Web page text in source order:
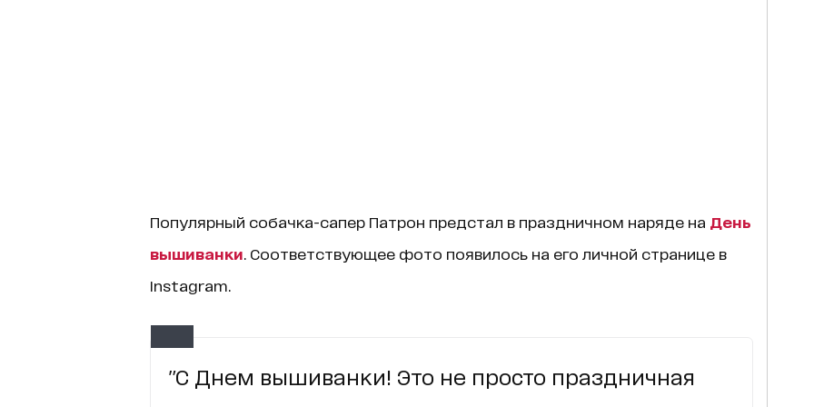
Популярный собачка-сапер Патрон предстал в праздничном наряде на День
вышиванки . Соответствующее фото появилось на его личной странице в
Instagram.
"С Днем вышиванки! Это не просто праздничная